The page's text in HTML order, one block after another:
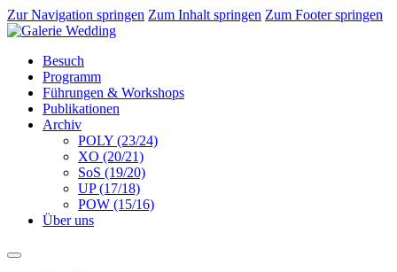
Zur Navigation springen Zum Inhalt springen Zum Footer springen
Besuch
Programm
Führungen & Workshops
Publikationen
Archiv
POLY (23/24)
XO (20/21)
SoS (19/20)
UP (17/18)
POW (15/16)
Über uns